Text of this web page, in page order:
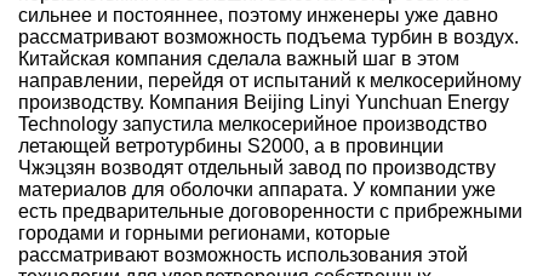
сильнее и постояннее, поэтому инженеры уже давно
рассматривают возможность подъема турбин в воздух.
Китайская компания сделала важный шаг в этом
направлении, перейдя от испытаний к мелкосерийному
производству. Компания Beijing Linyi Yunchuan Energy
Technology запустила мелкосерийное производство
летающей ветротурбины S2000, а в провинции
Чжэцзян возводят отдельный завод по производству
материалов для оболочки аппарата. У компании уже
есть предварительные договоренности с прибрежными
городами и горными регионами, которые
рассматривают возможность использования этой